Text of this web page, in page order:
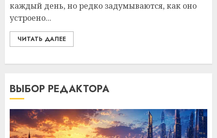
каждый день, но редко задумываются, как оно
устроено...
ЧИТАТЬ ДАЛЕЕ
ВЫБОР РЕДАКТОРА